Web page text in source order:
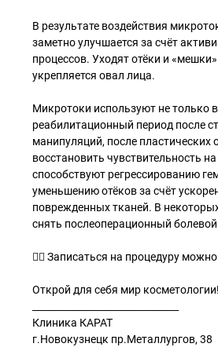
В результате воздействия
заметно улучшается за счёт
процессов. Уходят отёки и
укрепляется овал лица.
Микротоки используют не только
реабилитационный период после
манипуляций, после
восстановить чувствительность
способствуют регрессированию
уменьшению отёков за счёт
поврежденных тканей. В
снять послеоперационный болевой
✍🏻 Записаться на процедуру
Открой для себя мир косметологии!
Клиника КАРАТ
г.Новокузнецк пр.Металлургов, 38